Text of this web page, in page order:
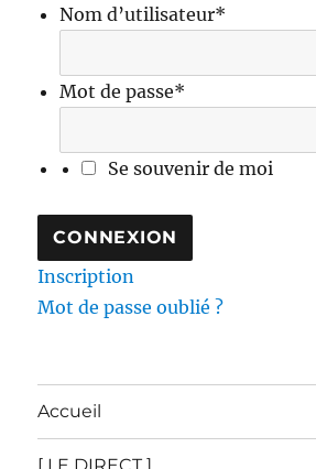
Nom d’utilisateur*
Mot de passe*
Se souvenir de moi
Inscription
Mot de passe oublié ?
Accueil